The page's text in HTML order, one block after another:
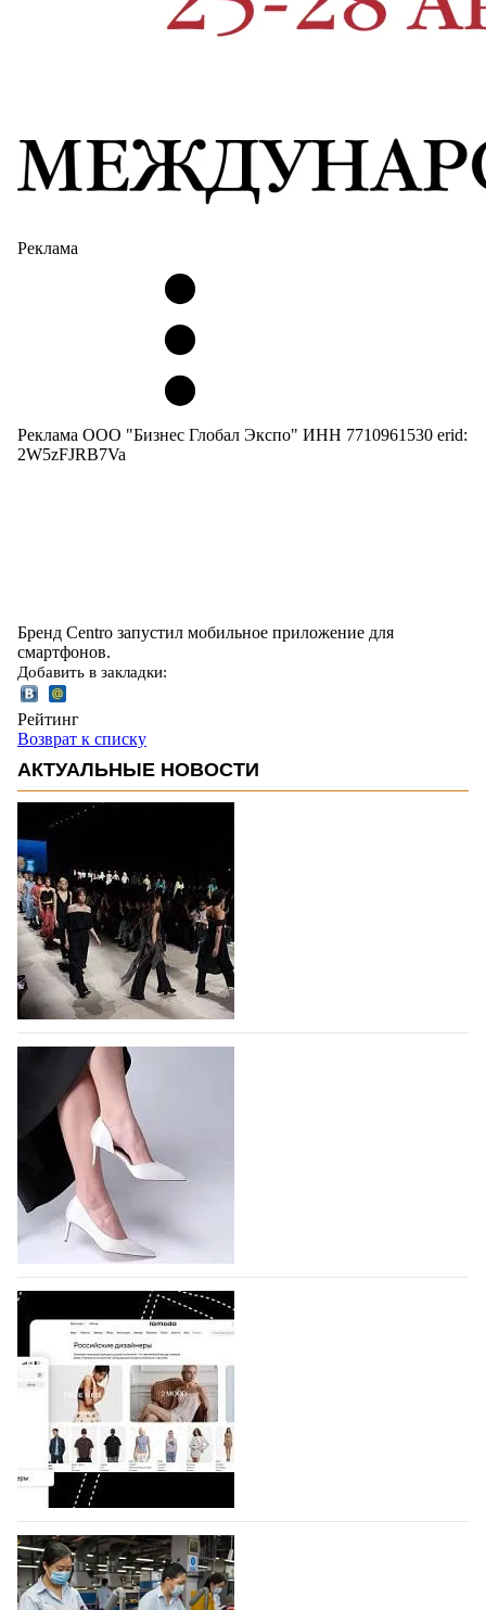
Реклама
Реклама ООО "Бизнес Глобал Экспо" ИНН 7710961530 erid:
2W5zFJRB7Va
Бренд Centro запустил мобильное приложение для
смартфонов.
Добавить в закладки:
Рейтинг
Возврат к списку
АКТУАЛЬНЫЕ НОВОСТИ
На участие в Московской неделе моды
подано 1047 заявок
На участие в седьмой Московской неделе моды,
которая пройдет в российской столице с 26 сентября
по 1 октября, уже подано 1047 заявок. Примерно
половину из них (494) прислали дизайнеры,
коллекции которых не были представлены в…
07.08.2026 726
BALLINA представит свои новинки на Euro
Shoes
Компания BALLINA Guangzhou Lihuang Footwear
Co., Ltd., основанная в 2011 году и расположенная в
Гуанчжоу, столице моды Китая, является
профессиональной обувной компанией,
объединяющей разработку, производство и…
07.08.2026 592
На платформе Lamoda - новый раздел и
условия продвижения локальных